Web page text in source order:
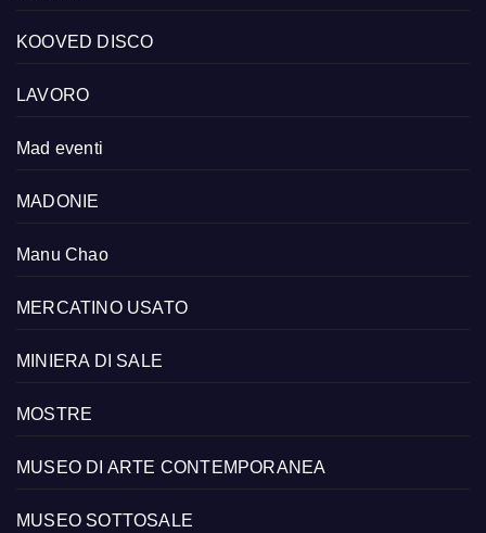
KOOVED DISCO
LAVORO
Mad eventi
MADONIE
Manu Chao
MERCATINO USATO
MINIERA DI SALE
MOSTRE
MUSEO DI ARTE CONTEMPORANEA
MUSEO SOTTOSALE